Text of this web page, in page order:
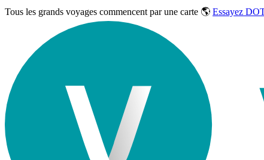
Tous les grands voyages commencent par une carte 🌎 Essayez